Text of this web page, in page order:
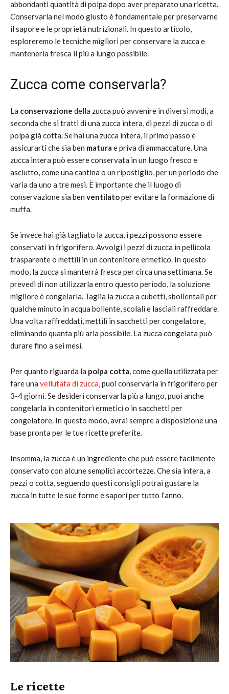
abbondanti quantità di polpa dopo aver preparato una ricetta.
Conservarla nel modo giusto è fondamentale per preservarne
il sapore e le proprietà nutrizionali. In questo articolo,
esploreremo le tecniche migliori per conservare la zucca e
mantenerla fresca il più a lungo possibile.
Zucca come conservarla?
La conservazione della zucca può avvenire in diversi modi, a
seconda che si tratti di una zucca intera, di pezzi di zucca o di
polpa già cotta. Se hai una zucca intera, il primo passo è
assicurarti che sia ben matura e priva di ammaccature. Una
zucca intera può essere conservata in un luogo fresco e
asciutto, come una cantina o un ripostiglio, per un periodo che
varia da uno a tre mesi. È importante che il luogo di
conservazione sia ben ventilatoper evitare la formazione di
muffa.
Se invece hai già tagliato la zucca, i pezzi possono essere
conservati in frigorifero. Avvolgi i pezzi di zucca in pellicola
trasparente o mettili in un contenitore ermetico. In questo
modo, la zucca si manterrà fresca per circa una settimana. Se
prevedi di non utilizzarla entro questo periodo, la soluzione
migliore è congelarla. Taglia la zucca a cubetti, sbollentali per
qualche minuto in acqua bollente, scolali e lasciali raffreddare.
Una volta raffreddati, mettili in sacchetti per congelatore,
eliminando quanta più aria possibile. La zucca congelata può
durare fino a sei mesi.
Per quanto riguarda la polpa cotta, come quella utilizzata per
fare una vellutata di zucca, puoi conservarla in frigorifero per
3-4 giorni. Se desideri conservarla più a lungo, puoi anche
congelarla in contenitori ermetici o in sacchetti per
congelatore. In questo modo, avrai sempre a disposizione una
base pronta per le tue ricette preferite.
Insomma, la zucca è un ingrediente che può essere facilmente
conservato con alcune semplici accortezze. Che sia intera, a
pezzi o cotta, seguendo questi consigli potrai gustare la
zucca in tutte le sue forme e sapori per tutto l’anno.
Le ricette